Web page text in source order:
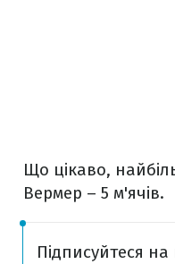
Що цікаво,
Вермер – 5 м'ячів.
Підписуйтеся